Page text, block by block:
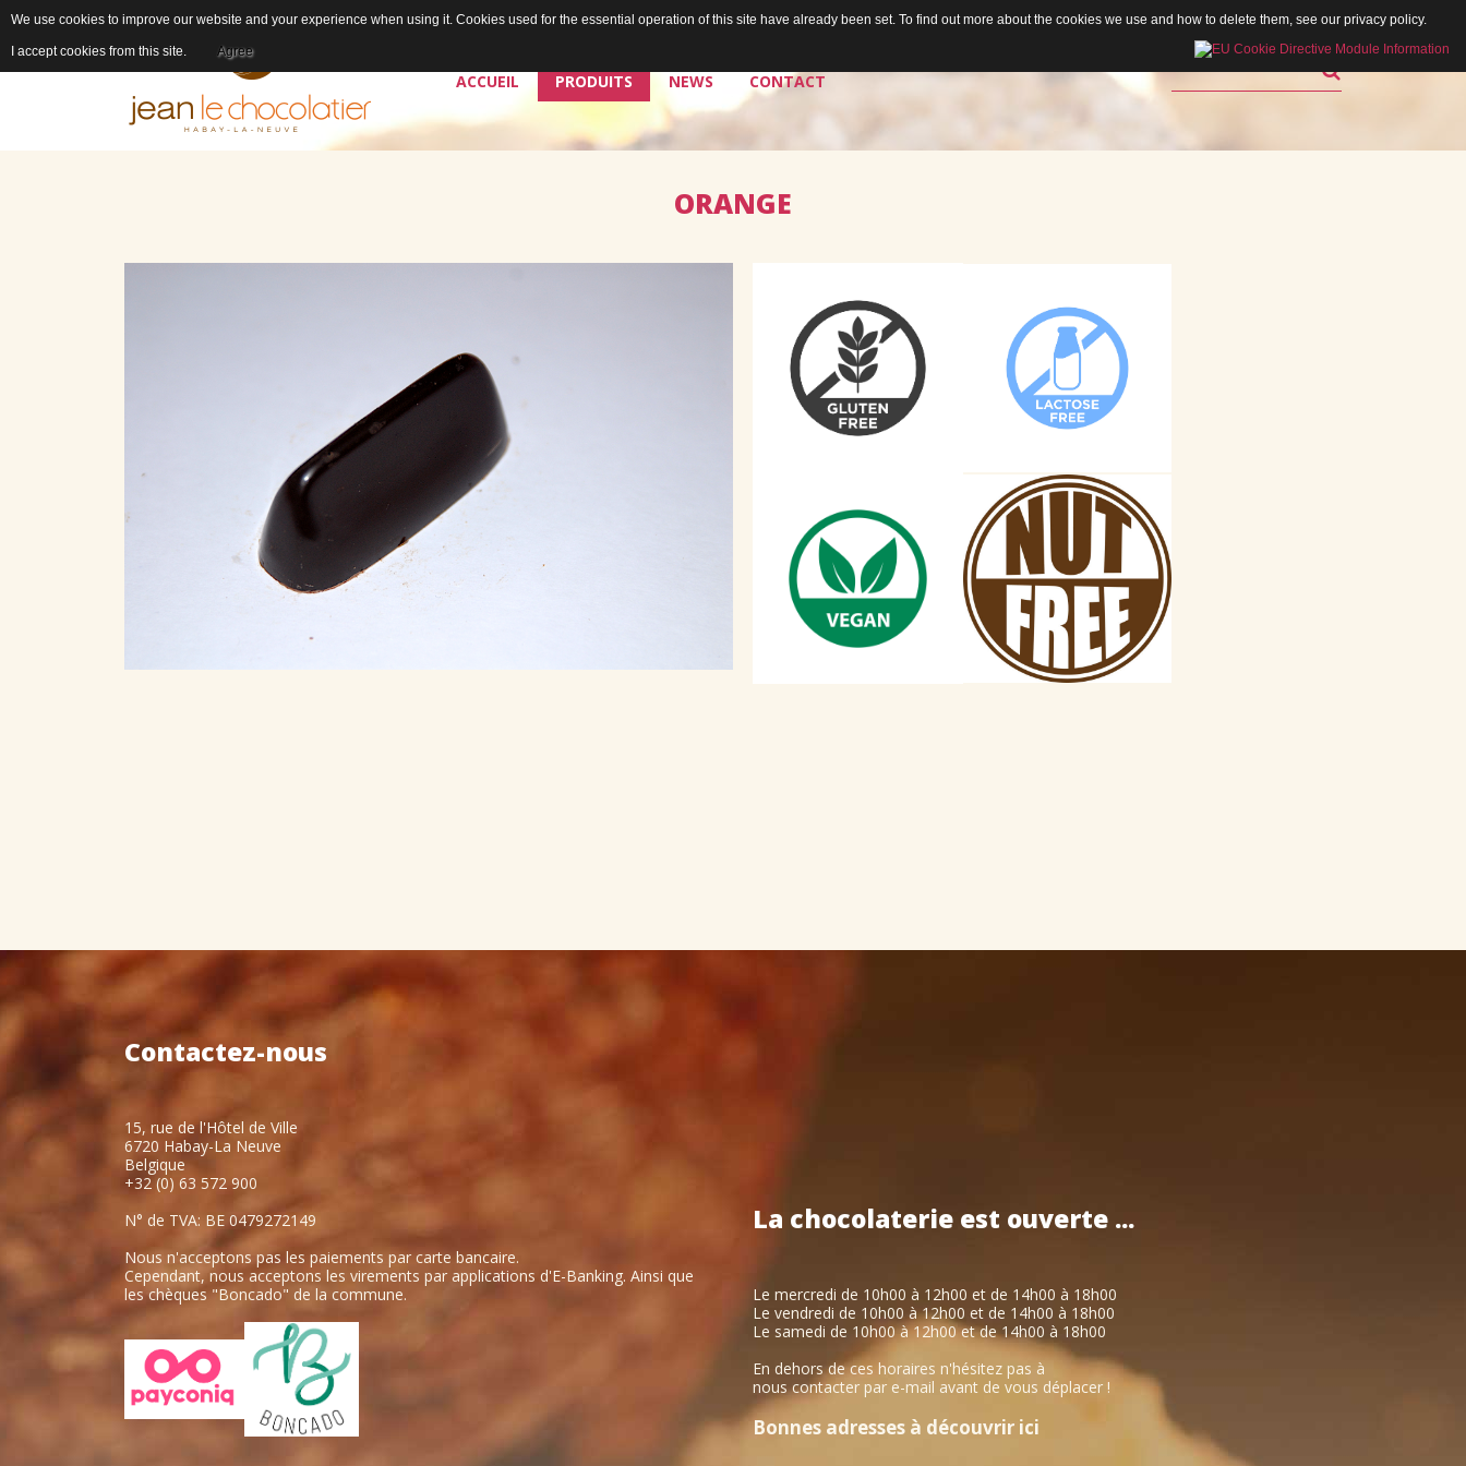
ACCUEIL PRODUITS
Les chocolats de Jean
NEWS CONTACT
Rechercher
ORANGE
Contactez-nous
15, rue de l'Hôtel de Ville
6720 Habay-La Neuve
Belgique
+32 (0) 63 572 900
N° de TVA: BE 0479272149
Nous n'acceptons pas les paiements par carte bancaire.
Cependant, nous acceptons les virements par applications d'E-Banking. Ainsi que
les chèques "Boncado" de la commune.
La chocolaterie est ouverte ...
Le mercredi de 10h00 à 12h00 et de 14h00 à 18h00
Le vendredi de 10h00 à 12h00 et de 14h00 à 18h00
Le samedi de 10h00 à 12h00 et de 14h00 à 18h00
En dehors de ces horaires n'hésitez pas à
nous contacter par e-mail avant de vous déplacer !
Bonnes adresses à découvrir ici
We use cookies to improve our website and your experience when using it. Cookies used for the essential operation of this site have already been set. To find out more about the cookies we use and how to delete them, see our privacy policy.
I accept cookies from this site. Agree